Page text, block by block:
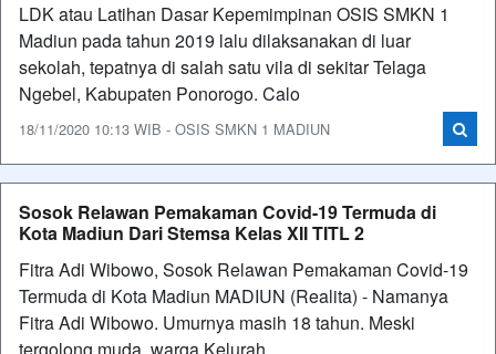
LDK atau Latihan Dasar Kepemimpinan OSIS SMKN 1
Madiun pada tahun 2019 lalu dilaksanakan di luar
sekolah, tepatnya di salah satu vila di sekitar Telaga
Ngebel, Kabupaten Ponorogo. Calo
18/11/2020 10:13 WIB - OSIS SMKN 1 MADIUN
Sosok Relawan Pemakaman Covid-19 Termuda di
Kota Madiun Dari Stemsa Kelas XII TITL 2
Fitra Adi Wibowo, Sosok Relawan Pemakaman Covid-19
Termuda di Kota Madiun MADIUN (Realita) - Namanya
Fitra Adi Wibowo. Umurnya masih 18 tahun. Meski